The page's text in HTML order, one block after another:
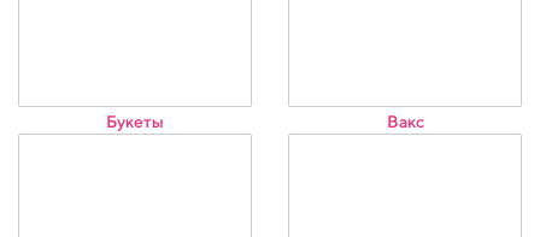
Букеты Вакс